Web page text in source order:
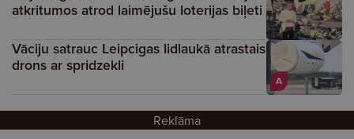
atkritumos atrod laimējušu loterijas biļeti
A
Vāciju satrauc Leipcigas lidlaukā atrastais
drons ar spridzekli
Reklāma